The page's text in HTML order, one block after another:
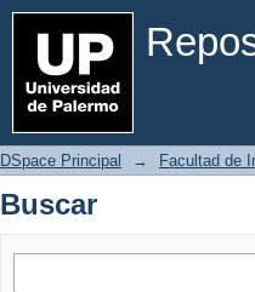
Buscar
DSpace Principal → Facultad de
Buscar